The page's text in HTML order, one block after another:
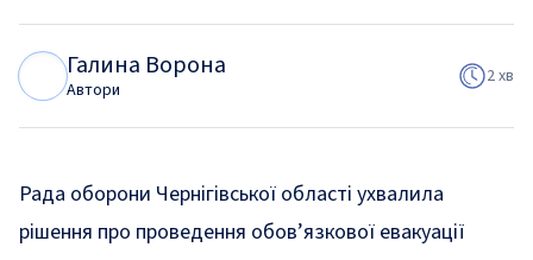
Галина Ворона
Автори
2 хв
Рада оборони Чернігівської області ухвалила
рішення про проведення обов’язкової евакуації